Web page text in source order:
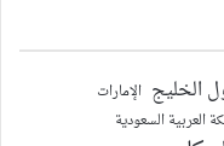
الخليج الإمارات
العربية السعودية